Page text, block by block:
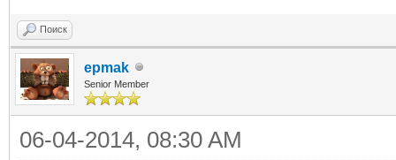
Поиск
epmak
Senior Member
06-04-2014, 08:30 AM